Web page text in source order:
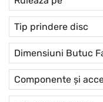
Tip prindere disc
Dimensiuni Butuc
Componente și